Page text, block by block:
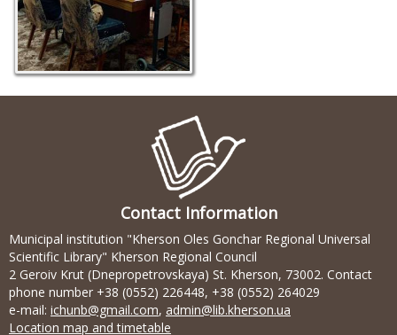
Contact Information
Municipal institution "Kherson Oles Gonchar Regional Universal
Scientific Library" Kherson Regional Council
2 Geroiv Krut (Dnepropetrovskaya) St. Kherson, 73002. Contact
phone number +38 (0552) 226448, +38 (0552) 264029
e-mail: ichunb@gmail.com, admin@lib.kherson.ua
Location map and timetable